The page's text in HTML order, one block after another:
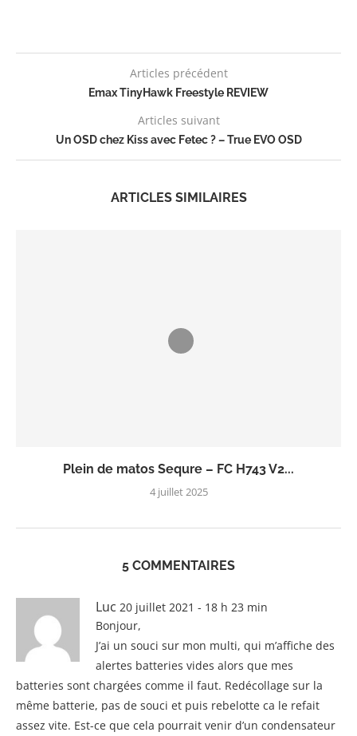
Articles précédent
Emax TinyHawk Freestyle REVIEW
Articles suivant
Un OSD chez Kiss avec Fetec ? – True EVO OSD
ARTICLES SIMILAIRES
Plein de matos Sequre – FC H743 V2...
4 juillet 2025
5 COMMENTAIRES
Luc 20 juillet 2021 - 18 h 23 min
Bonjour,
J’ai un souci sur mon multi, qui m’affiche des
alertes batteries vides alors que mes
batteries sont chargées comme il faut. Redécollage sur la
même batterie, pas de souci et puis rebelotte ca le refait
assez vite. Est-ce que cela pourrait venir d’un condensateur